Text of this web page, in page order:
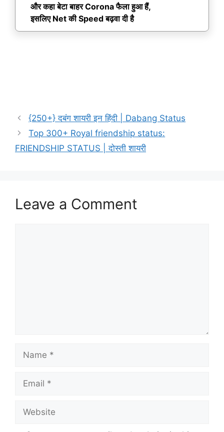
और कहा बेटा बाहर Corona फैला हुआ हैं,
इसलिए Net की Speed बढ़वा दी है
{250+} दबंग शायरी इन हिंदी | Dabang Status
Top 300+ Royal friendship status:
FRIENDSHIP STATUS | दोस्ती शायरी
Leave a Comment
Name
Email
Website